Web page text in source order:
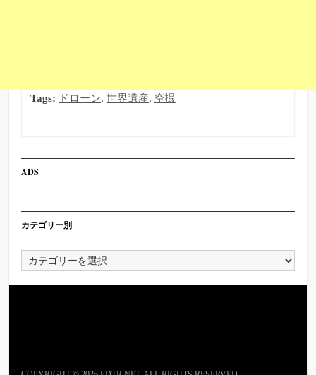
Tags: ドローン, 世界遺産, 空撮
ADS
カテゴリー別
テ
ゴ